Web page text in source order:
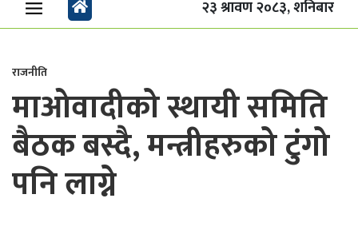
२३ श्रावण २०८३, शनिबार
राजनीति
माओवादीको स्थायी समिति
बैठक बस्दै, मन्त्रीहरुको टुंगो
पनि लाग्ने